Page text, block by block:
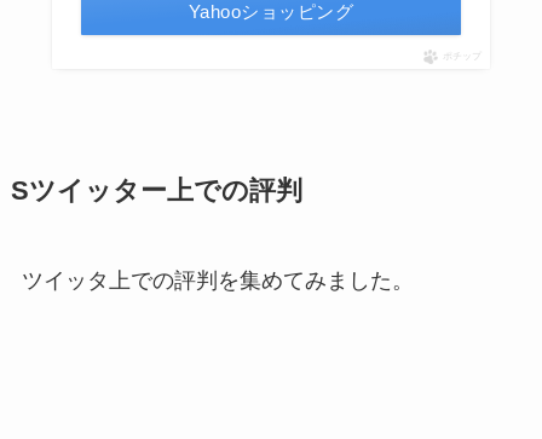
Yahooショッピング
ポチップ
Sツイッター上での評判
ツイッタ上での評判を集めてみました。